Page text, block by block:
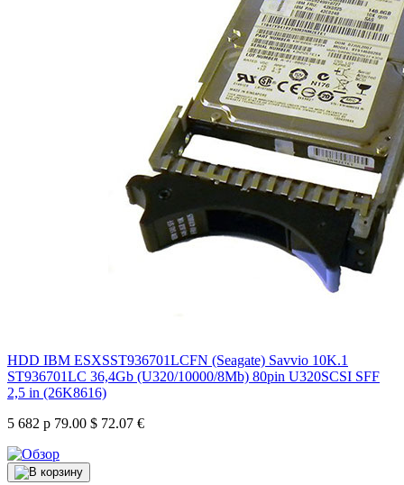
HDD IBM ESXSST936701LCFN (Seagate) Savvio 10K.1
ST936701LC 36,4Gb (U320/10000/8Mb) 80pin U320SCSI SFF
2,5 in (26K8616)
5 682 р 79.00 $ 72.07 €